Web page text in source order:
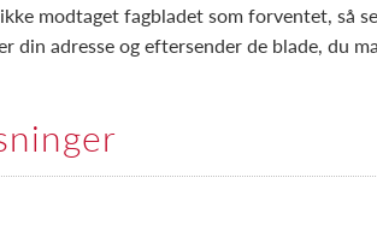
modtaget fagbladet som forventet, så
din adresse og eftersender de blade, du